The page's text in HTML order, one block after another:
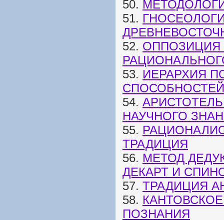
50.
51.
52. ОППОЗИЦИЯ
53. ИЕРАРХИЯ
54.
НАУЧНОГО
55.
ТРАДИЦИЯ
56. МЕТОД
ДЕКАРТ И
57. ТРАДИЦИЯ
58.
ПОЗНАНИЯ